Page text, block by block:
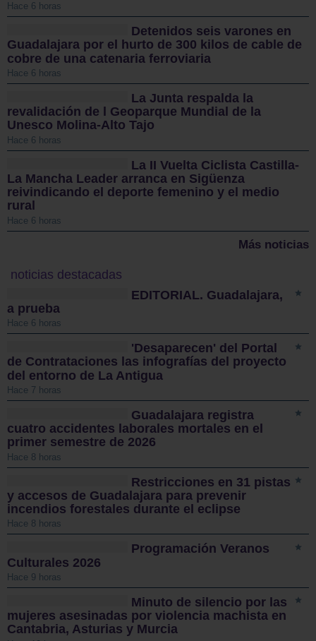
Hace 6 horas
Detenidos seis varones en
Guadalajara por el hurto de 300 kilos de cable de
cobre de una catenaria ferroviaria
Hace 6 horas
La Junta respalda la
revalidación de l Geoparque Mundial de la
Unesco Molina-Alto Tajo
Hace 6 horas
La II Vuelta Ciclista Castilla-
La Mancha Leader arranca en Sigüenza
reivindicando el deporte femenino y el medio
rural
Hace 6 horas
Más noticias
noticias destacadas
EDITORIAL. Guadalajara,
a prueba
Hace 6 horas
'Desaparecen' del Portal
de Contrataciones las infografías del proyecto
del entorno de La Antigua
Hace 7 horas
Guadalajara registra
cuatro accidentes laborales mortales en el
primer semestre de 2026
Hace 8 horas
Restricciones en 31 pistas
y accesos de Guadalajara para prevenir
incendios forestales durante el eclipse
Hace 8 horas
Programación Veranos
Culturales 2026
Hace 9 horas
Minuto de silencio por las
mujeres asesinadas por violencia machista en
Cantabria, Asturias y Murcia